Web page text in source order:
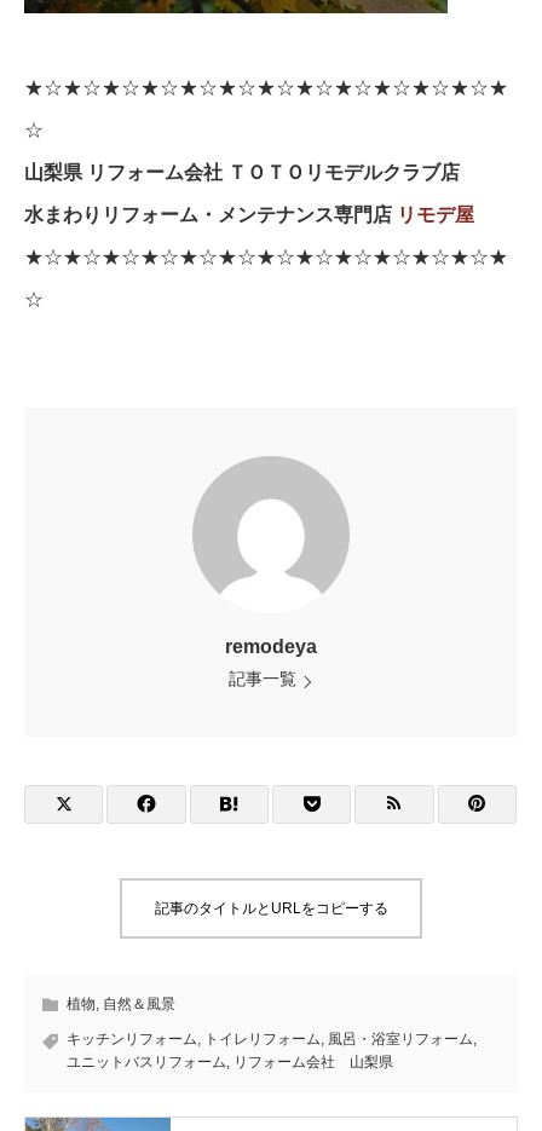
★☆★☆★☆★☆★☆★☆★☆★☆★☆★☆★☆★☆★
☆
山梨県 リフォーム会社 ＴＯＴＯリモデルクラブ店
水まわりリフォーム・メンテナンス専門店 リモデ屋
★☆★☆★☆★☆★☆★☆★☆★☆★☆★☆★☆★☆★
☆
remodeya
記事一覧
記事のタイトルとURLをコピーする
植物, 自然＆風景
キッチンリフォーム, トイレリフォーム, 風呂・浴室リフォーム,
ユニットバスリフォーム, リフォーム会社 山梨県